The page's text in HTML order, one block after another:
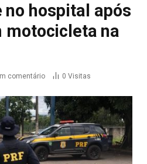
hospital após
motocicleta na
comentário 0 Visitas